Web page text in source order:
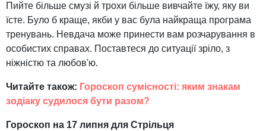
Пийте більше смузі й трохи більше вивчайте їжу, яку ви
їсте. Було б краще, якби у вас була найкраща програма
тренувань. Невдача може принести вам розчарування в
особистих справах. Поставтеся до ситуації зріло, з
ніжністю та любов'ю.
Читайте також: Гороскоп сумісності: яким знакам
зодіаку судилося бути разом?
Гороскоп на 17 липня для Стрільця